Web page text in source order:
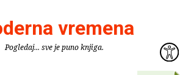
vremena
Pogledaj... sve je puno knjiga.